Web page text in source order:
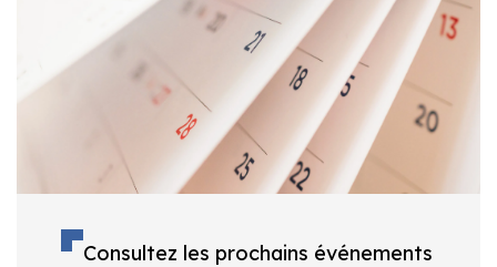
Consultez les prochains événements